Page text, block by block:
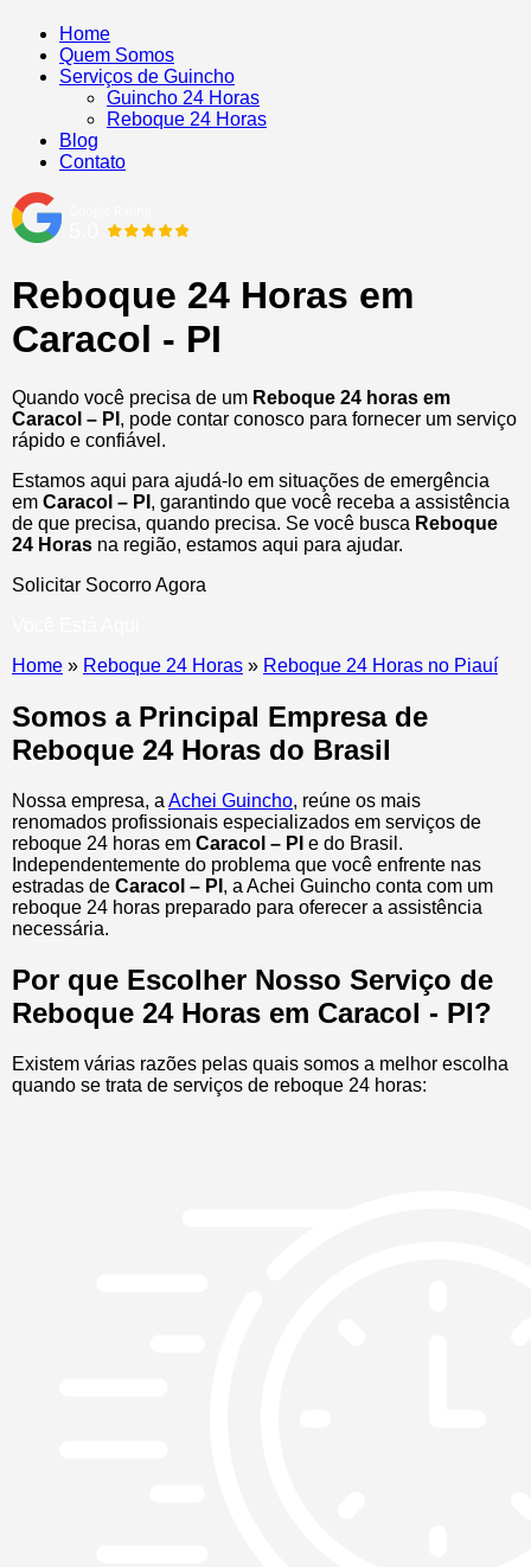
Home
Quem Somos
Serviços de Guincho
Guincho 24 Horas
Reboque 24 Horas
Blog
Contato
Reboque 24 Horas em
Caracol - PI
Quando você precisa de um Reboque 24 horas em
Caracol – PI , pode contar conosco para fornecer um serviço
rápido e confiável.
Estamos aqui para ajudá-lo em situações de emergência
em Caracol – PI , garantindo que você receba a assistência
de que precisa, quando precisa. Se você busca Reboque
24 Horas na região, estamos aqui para ajudar.
Solicitar Socorro Agora
Home » Reboque 24 Horas » Reboque 24 Horas no Piauí
Somos a Principal Empresa de
Reboque 24 Horas do Brasil
Nossa empresa, a Achei Guincho, reúne os mais
renomados profissionais especializados em serviços de
reboque 24 horas em Caracol – PI e do Brasil .
Independentemente do problema que você enfrente nas
estradas de Caracol – PI , a Achei Guincho conta com um
reboque 24 horas preparado para oferecer a assistência
necessária.
Por que Escolher Nosso Serviço de
Reboque 24 Horas em Caracol - PI?
Existem várias razões pelas quais somos a melhor escolha
quando se trata de serviços de reboque 24 horas: